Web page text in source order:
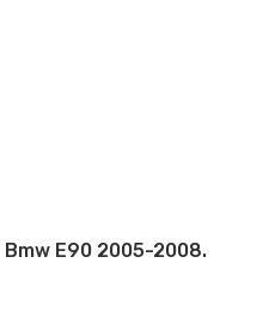
E90 2005-2008.